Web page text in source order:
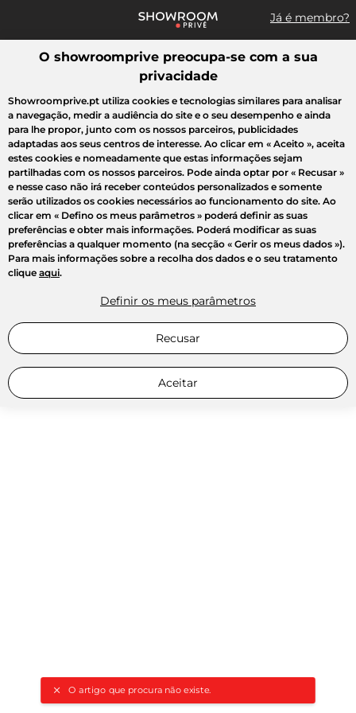
Já é membro?
Pesquisar uma marca, um artigo, uma venda...
O artigo que procura não existe.
Todas as vendas Moda Desporto Casa Criança Beleza
O showroomprive preocupa-se com a sua
privacidade
Showroomprive.pt utiliza cookies e tecnologias similares para analisar
a navegação, medir a audiência do site e o seu desempenho e ainda
para lhe propor, junto com os nossos parceiros, publicidades
adaptadas aos seus centros de interesse. Ao clicar em « Aceito », aceita
estes cookies e nomeadamente que estas informações sejam
partilhadas com os nossos parceiros. Pode ainda optar por « Recusar »
e nesse caso não irá receber conteúdos personalizados e somente
serão utilizados os cookies necessários ao funcionamento do site. Ao
clicar em « Defino os meus parâmetros » poderá definir as suas
preferências e obter mais informações. Poderá modificar as suas
preferências a qualquer momento (na secção « Gerir os meus dados »).
Para mais informações sobre a recolha dos dados e o seu tratamento
clique aqui.
Definir os meus parâmetros
Recusar
Aceitar